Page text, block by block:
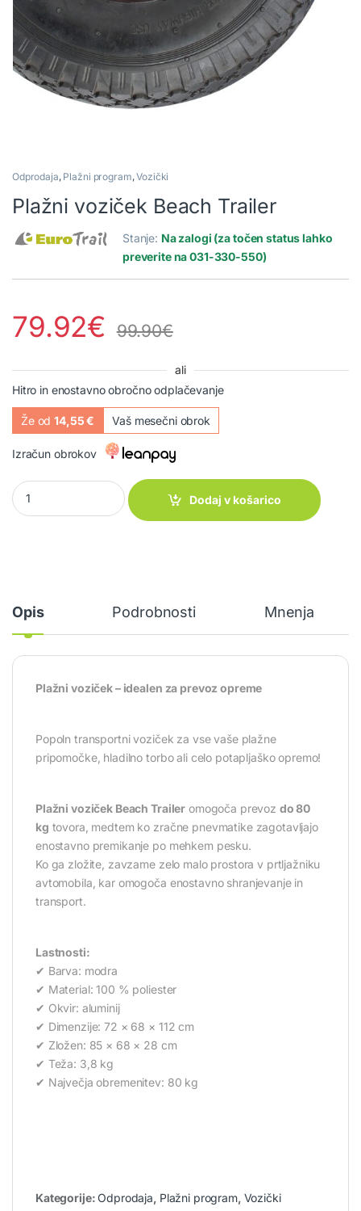
Odprodaja, Plažni program,Vozički
Plažni voziček Beach Trailer
Stanje: Na zalogi (za točen status lahko
preverite na 031-330-550)
79.92€ 99.90€
ali
Hitro in enostavno obročno odplačevanje
Že od14,55 € Vaš mesečni obrok
Izračun obrokov
Plažni voziček Beach Trailer quantity
Dodaj v košarico
Opis Podrobnosti Mnenja
Plažni voziček – idealen za prevoz opreme
Popoln transportni voziček za vse vaše plažne
pripomočke, hladilno torbo ali celo potapljaško opremo!
Plažni voziček Beach Trailer omogoča prevoz do 80
kg tovora, medtem ko zračne pnevmatike zagotavljajo
enostavno premikanje po mehkem pesku.
Ko ga zložite, zavzame zelo malo prostora v prtljažniku
avtomobila, kar omogoča enostavno shranjevanje in
transport.
Lastnosti:
✔ Barva: modra
✔ Material: 100 % poliester
✔ Okvir: aluminij
✔ Dimenzije: 72 × 68 × 112 cm
✔ Zložen: 85 × 68 × 28 cm
✔ Teža: 3,8 kg
✔ Največja obremenitev: 80 kg
Kategorije:Odprodaja, Plažni program, Vozički